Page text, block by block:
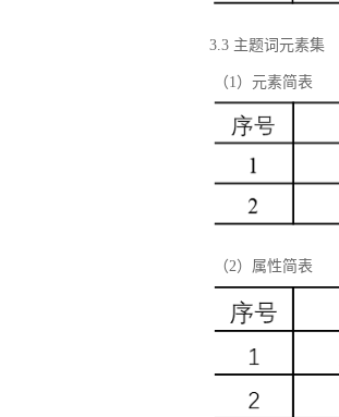
3.3 主题词元素集
（1）元素简表
（2）属性简表